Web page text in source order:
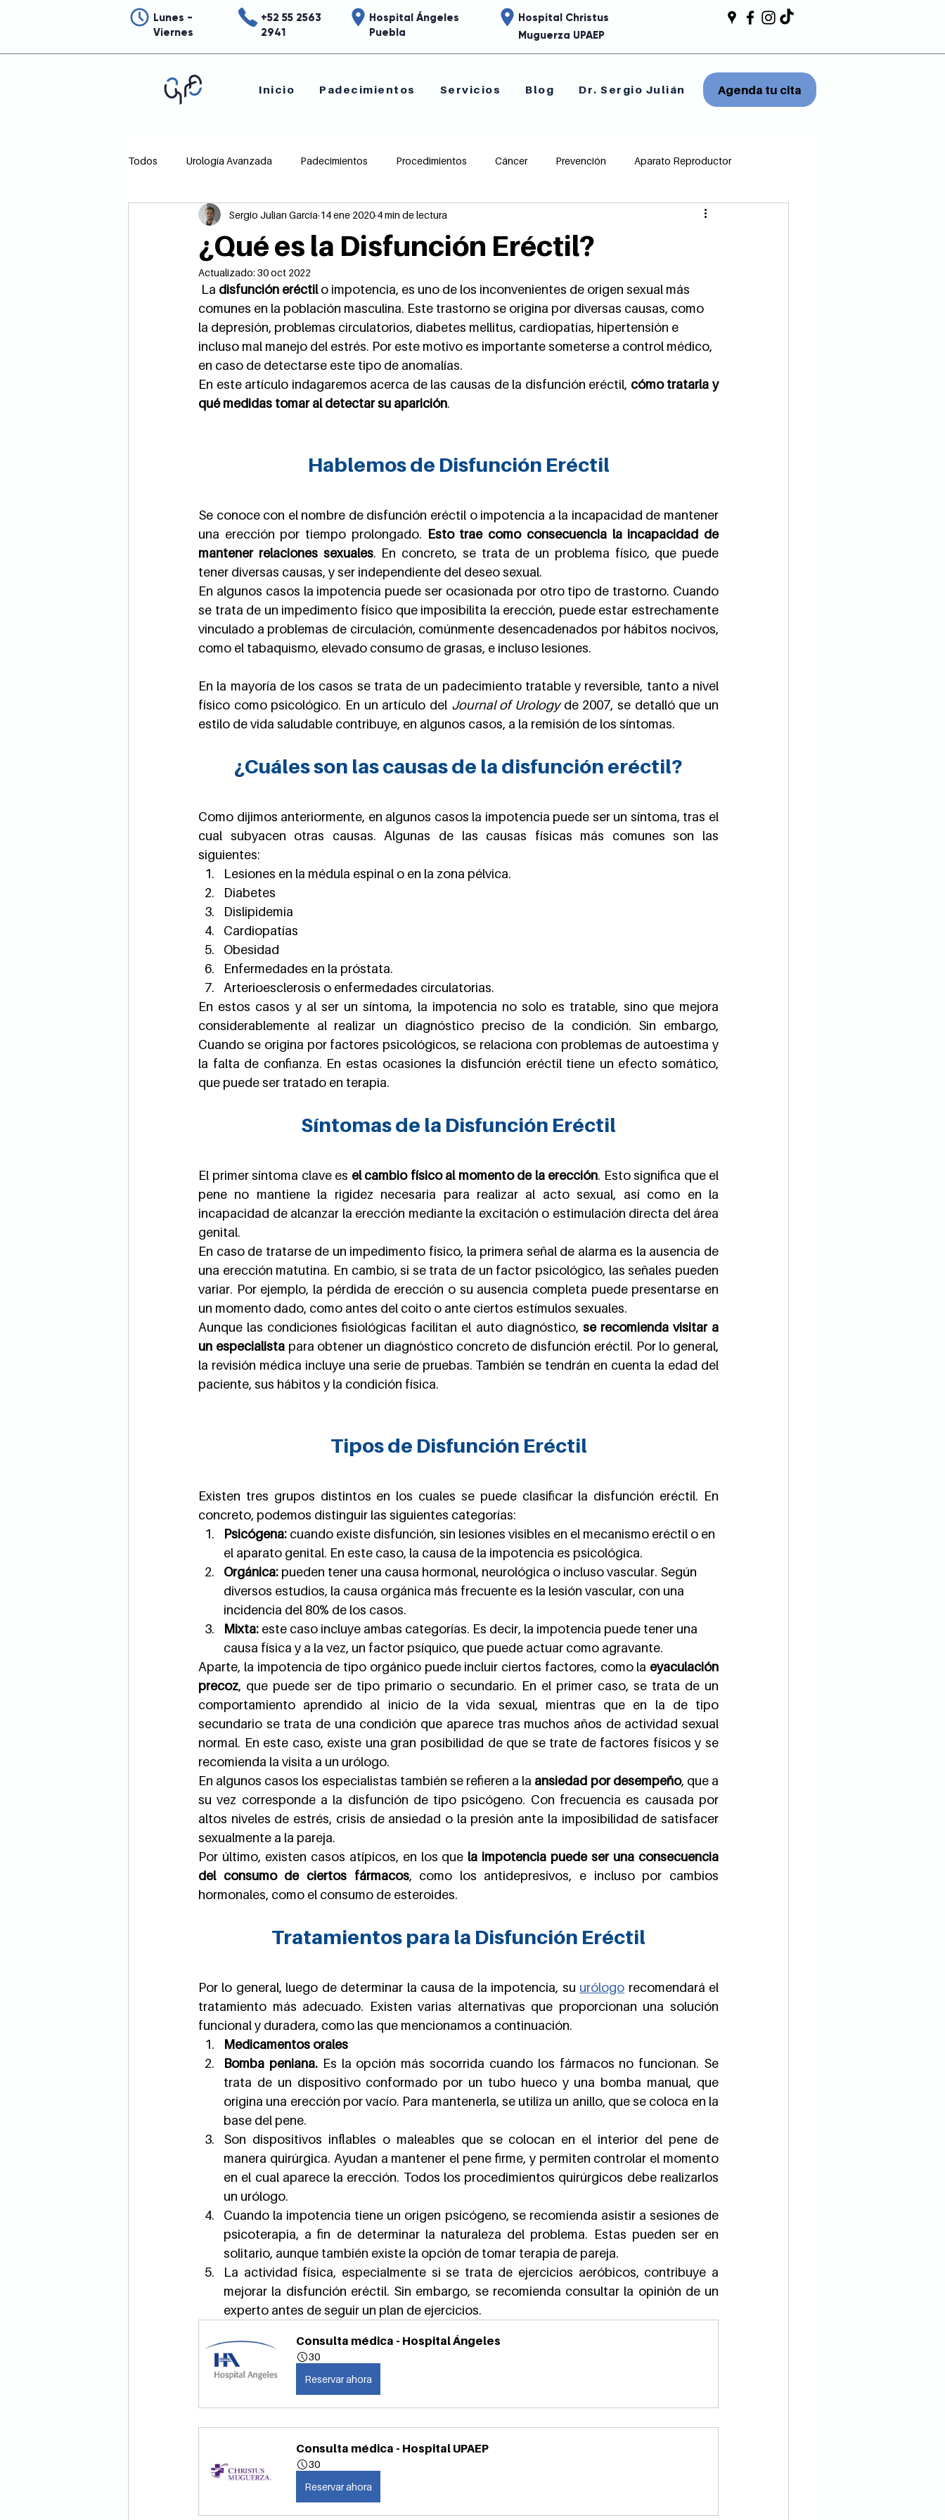
Lunes -
Viernes
+52 55 2563
2941
Hospital Ángeles
Puebla
Hospital Christus
Muguerza UPAEP
Inicio Padecimientos Servicios Blog Dr. Sergio Julián Agenda tu cita
Todos Urología Avanzada Padecimientos Procedimientos Cáncer Prevención Aparato Reproductor
Urología para mujeres Endourología
¿Qué es la Disfunción Eréctil?
Sergio Julian Garcia 14 ene 2020 4 min de lectura
Actualizado: 30 oct 2022
La disfunción eréctil o impotencia, es uno de los inconvenientes de origen sexual más
comunes en la población masculina. Este trastorno se origina por diversas causas, como
la depresión, problemas circulatorios, diabetes mellitus, cardiopatías, hipertensión e
incluso mal manejo del estrés. Por este motivo es importante someterse a control médico,
en caso de detectarse este tipo de anomalías.
En este artículo indagaremos acerca de las causas de la disfunción eréctil, cómo tratarla y
qué medidas tomar al detectar su aparición.
Hablemos de Disfunción Eréctil
Se conoce con el nombre de disfunción eréctil o impotencia a la incapacidad de mantener
una erección por tiempo prolongado. Esto trae como consecuencia la incapacidad de
mantener relaciones sexuales. En concreto, se trata de un problema físico, que puede
tener diversas causas, y ser independiente del deseo sexual.
En algunos casos la impotencia puede ser ocasionada por otro tipo de trastorno. Cuando
se trata de un impedimento físico que imposibilita la erección, puede estar estrechamente
vinculado a problemas de circulación, comúnmente desencadenados por hábitos nocivos,
como el tabaquismo, elevado consumo de grasas, e incluso lesiones.
En la mayoría de los casos se trata de un padecimiento tratable y reversible, tanto a nivel
físico como psicológico. En un artículo del Journal of Urology de 2007, se detalló que un
estilo de vida saludable contribuye, en algunos casos, a la remisión de los síntomas.
¿Cuáles son las causas de la disfunción eréctil?
Como dijimos anteriormente, en algunos casos la impotencia puede ser un síntoma, tras el
cual subyacen otras causas. Algunas de las causas físicas más comunes son las
siguientes:
Lesiones en la médula espinal o en la zona pélvica.
Diabetes
Dislipidemia
Cardiopatías
Obesidad
Enfermedades en la próstata.
Arterioesclerosis o enfermedades circulatorias.
En estos casos y al ser un síntoma, la impotencia no solo es tratable, sino que mejora
considerablemente al realizar un diagnóstico preciso de la condición. Sin embargo,
Cuando se origina por factores psicológicos, se relaciona con problemas de autoestima y
la falta de confianza. En estas ocasiones la disfunción eréctil tiene un efecto somático,
que puede ser tratado en terapia.
Síntomas de la Disfunción Eréctil
El primer síntoma clave es el cambio físico al momento de la erección. Esto significa que el
pene no mantiene la rigidez necesaria para realizar al acto sexual, así como en la
incapacidad de alcanzar la erección mediante la excitación o estimulación directa del área
genital.
En caso de tratarse de un impedimento físico, la primera señal de alarma es la ausencia de
una erección matutina. En cambio, si se trata de un factor psicológico, las señales pueden
variar. Por ejemplo, la pérdida de erección o su ausencia completa puede presentarse en
un momento dado, como antes del coito o ante ciertos estímulos sexuales.
Aunque las condiciones fisiológicas facilitan el auto diagnóstico, se recomienda visitar a
un especialista para obtener un diagnóstico concreto de disfunción eréctil. Por lo general,
la revisión médica incluye una serie de pruebas. También se tendrán en cuenta la edad del
paciente, sus hábitos y la condición física.
Tipos de Disfunción Eréctil
Existen tres grupos distintos en los cuales se puede clasificar la disfunción eréctil. En
concreto, podemos distinguir las siguientes categorías:
Psicógena: cuando existe disfunción, sin lesiones visibles en el mecanismo eréctil o en
el aparato genital. En este caso, la causa de la impotencia es psicológica.
Orgánica: pueden tener una causa hormonal, neurológica o incluso vascular. Según
diversos estudios, la causa orgánica más frecuente es la lesión vascular, con una
incidencia del 80% de los casos.
Mixta: este caso incluye ambas categorías. Es decir, la impotencia puede tener una
causa física y a la vez, un factor psíquico, que puede actuar como agravante.
Aparte, la impotencia de tipo orgánico puede incluir ciertos factores, como la eyaculación
precoz, que puede ser de tipo primario o secundario. En el primer caso, se trata de un
comportamiento aprendido al inicio de la vida sexual, mientras que en la de tipo
secundario se trata de una condición que aparece tras muchos años de actividad sexual
normal. En este caso, existe una gran posibilidad de que se trate de factores físicos y se
recomienda la visita a un urólogo.
En algunos casos los especialistas también se refieren a la ansiedad por desempeño, que a
su vez corresponde a la disfunción de tipo psicógeno. Con frecuencia es causada por
altos niveles de estrés, crisis de ansiedad o la presión ante la imposibilidad de satisfacer
sexualmente a la pareja.
Por último, existen casos atípicos, en los que la impotencia puede ser una consecuencia
del consumo de ciertos fármacos, como los antidepresivos, e incluso por cambios
hormonales, como el consumo de esteroides.
Tratamientos para la Disfunción Eréctil
Por lo general, luego de determinar la causa de la impotencia, su urólogo recomendará el
tratamiento más adecuado. Existen varias alternativas que proporcionan una solución
funcional y duradera, como las que mencionamos a continuación.
Medicamentos orales
Bomba peniana. Es la opción más socorrida cuando los fármacos no funcionan. Se
trata de un dispositivo conformado por un tubo hueco y una bomba manual, que
origina una erección por vacío. Para mantenerla, se utiliza un anillo, que se coloca en la
base del pene.
Son dispositivos inflables o maleables que se colocan en el interior del pene de
manera quirúrgica. Ayudan a mantener el pene firme, y permiten controlar el momento
en el cual aparece la erección. Todos los procedimientos quirúrgicos debe realizarlos
un urólogo.
Cuando la impotencia tiene un origen psicógeno, se recomienda asistir a sesiones de
psicoterapia, a fin de determinar la naturaleza del problema. Estas pueden ser en
solitario, aunque también existe la opción de tomar terapia de pareja.
La actividad física, especialmente si se trata de ejercicios aeróbicos, contribuye a
mejorar la disfunción eréctil. Sin embargo, se recomienda consultar la opinión de un
experto antes de seguir un plan de ejercicios.
Consulta médica - Hospital Ángeles
30
Reservar ahora
Consulta médica - Hospital UPAEP
30
Reservar ahora